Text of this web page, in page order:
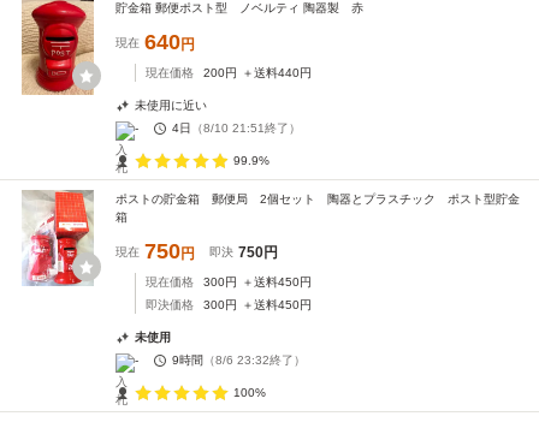
貯金箱 郵便ポスト型 ノベルティ 陶器製 赤
現在 640円
現在価格 200円 ＋送料440円
未使用に近い
-
4日 （8/10 21:51終了）
99.9%
ポストの貯金箱 郵便局 2個セット 陶器とプラスチック ポスト型貯金
箱
現在 750円 即決 750円
現在価格 300円 ＋送料450円
即決価格
300円 ＋送料450円
未使用
-
9時間 （8/6 23:32終了）
100%